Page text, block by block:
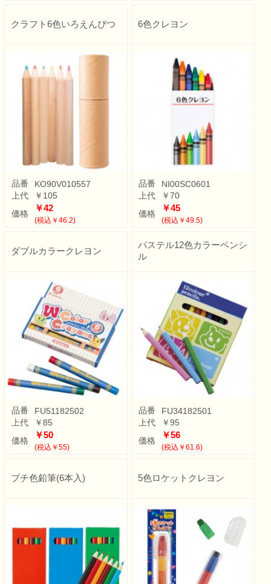
クラフト6色いろえんぴつ
品番
KO90V010557
上代
￥105
価格
￥42
(税込￥46.2)
6色クレヨン
品番
NI00SC0601
上代
￥70
価格
￥45
(税込￥49.5)
ダブルカラークレヨン
品番
FU51182502
上代
￥85
価格
￥50
(税込￥55)
パステル12色カラーペンシ
ル
品番
FU34182501
上代
￥95
価格
￥56
(税込￥61.6)
プチ色鉛筆(6本入) 5色ロケットクレヨン